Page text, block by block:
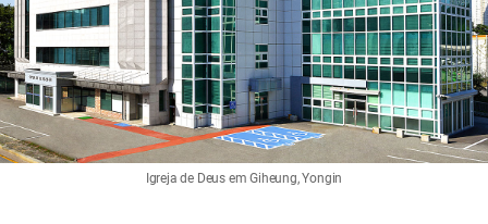
Igreja de Deus em Giheung, Yongin